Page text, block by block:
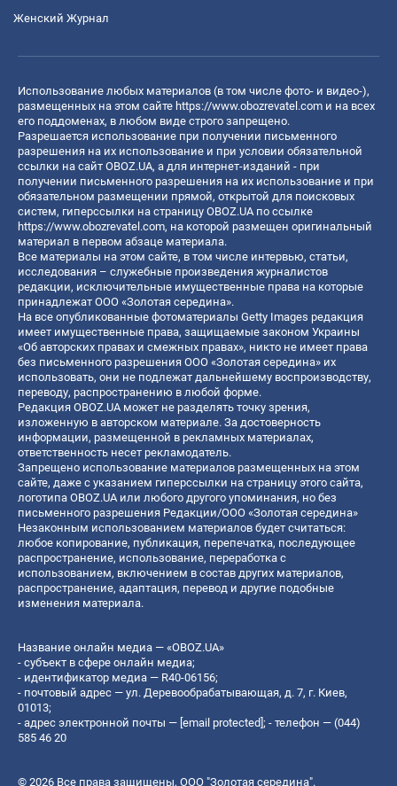
Женский Журнал
Использование любых материалов (в том числе фото- и видео-),
размещенных на этом сайте https://www.obozrevatel.com и на всех
его поддоменах, в любом виде строго запрещено.
Разрешается использование при получении письменного
разрешения на их использование и при условии обязательной
ссылки на сайт OBOZ.UA, а для интернет-изданий - при
получении письменного разрешения на их использование и при
обязательном размещении прямой, открытой для поисковых
систем, гиперссылки на страницу OBOZ.UA по ссылке
https://www.obozrevatel.com, на которой размещен оригинальный
материал в первом абзаце материала.
Все материалы на этом сайте, в том числе интервью, статьи,
исследования – служебные произведения журналистов
редакции, исключительные имущественные права на которые
принадлежат ООО «Золотая середина».
На все опубликованные фотоматериалы Getty Images редакция
имеет имущественные права, защищаемые законом Украины
«Об авторских правах и смежных правах», никто не имеет права
без письменного разрешения ООО «Золотая середина» их
использовать, они не подлежат дальнейшему воспроизводству,
переводу, распространению в любой форме.
Редакция OBOZ.UA может не разделять точку зрения,
изложенную в авторском материале. За достоверность
информации, размещенной в рекламных материалах,
ответственность несет рекламодатель.
Запрещено использование материалов размещенных на этом
сайте, даже с указанием гиперссылки на страницу этого сайта,
логотипа OBOZ.UA или любого другого упоминания, но без
письменного разрешения Редакции/ООО «Золотая середина»
Незаконным использованием материалов будет считаться:
любое копирование, публикация, перепечатка, последующее
распространение, использование, переработка с
использованием, включением в состав других материалов,
распространение, адаптация, перевод и другие подобные
изменения материала.
Название онлайн медиа — «OBOZ.UA»
- субъект в сфере онлайн медиа;
- идентификатор медиа — R40-06156;
- почтовый адрес — ул. Деревообрабатывающая, д. 7, г. Киев,
01013;
- адрес электронной почты — [email protected]; - телефон — (044)
585 46 20
© 2026 Все права защищены, ООО "Золотая середина".